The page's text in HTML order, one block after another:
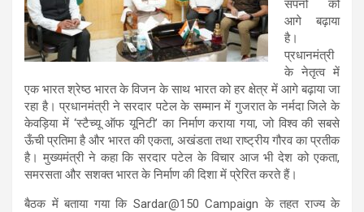
सपनों को
आगे बढ़ाया
है।
प्रधानमंत्री
के नेतृत्व में
एक भारत श्रेष्ठ भारत के विजन के साथ भारत को हर क्षेत्र में आगे बढ़ाया जा
रहा है। प्रधानमंत्री ने सरदार पटेल के सम्मान में गुजरात के नर्मदा जिले के
केवड़िया में ‘स्टैच्यू ऑफ यूनिटी’ का निर्माण कराया गया, जो विश्व की सबसे
ऊँची प्रतिमा है और भारत की एकता, अखंडता तथा राष्ट्रीय गौरव का प्रतीक
है। मुख्यमंत्री ने कहा कि सरदार पटेल के विचार आज भी देश को एकता,
समरसता और सशक्त भारत के निर्माण की दिशा में प्रेरित करते हैं।
बैठक में बताया गया कि Sardar@150 Campaign के तहत राज्य के